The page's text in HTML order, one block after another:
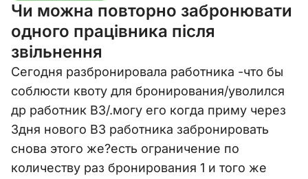
Чи можна повторно забронювати
одного працівника після
звільнення
Сегодня разбронировала работника -что бы
соблюсти квоту для бронирования/уволился
др работник ВЗ/.могу его когда приму через
3дня нового ВЗ работника забронировать
снова этого же?есть ограничение по
количеству раз бронирования 1 и того же